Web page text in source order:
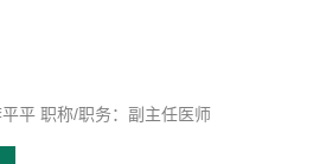
姓名：李平平 职称/职务：副主任医师